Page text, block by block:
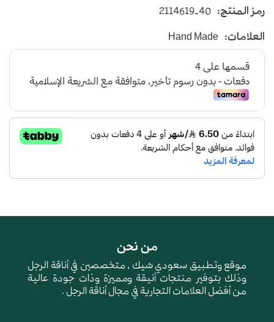
متوسط الارتفاع - اللون بني أشقر
رمز المنتج: 2114619-40
العلامات: Hand Made
من نحن
موقع وتطبيق سعودي شيك , متخصصين في أناقة الرجل
وذلك بتوفير منتجات أنيقة ومميزة وذات جودة عالية
من أفضل العلامات التجارية في مجال أناقة الرجل .